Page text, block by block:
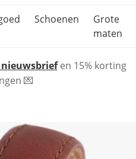
Schoenen
Grote
maten
en 15% korting
💌